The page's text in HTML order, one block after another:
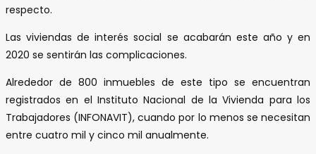
respecto.
Las viviendas de interés social se acabarán este año y en
2020 se sentirán las complicaciones.
Alrededor de 800 inmuebles de este tipo se encuentran
registrados en el Instituto Nacional de la Vivienda para los
Trabajadores (INFONAVIT), cuando por lo menos se necesitan
entre cuatro mil y cinco mil anualmente.